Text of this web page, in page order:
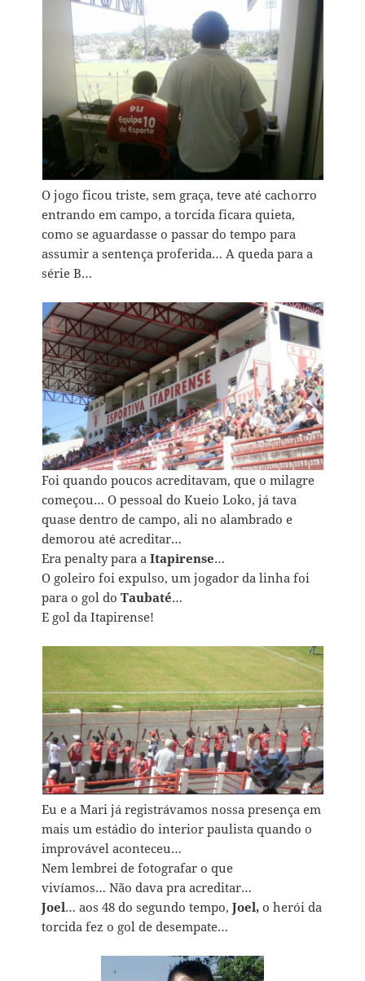
O jogo ficou triste, sem graça, teve até cachorro
entrando em campo, a torcida ficara quieta,
como se aguardasse o passar do tempo para
assumir a sentença proferida… A queda para a
série B…
Foi quando poucos acreditavam, que o milagre
começou… O pessoal do Kueio Loko, já tava
quase dentro de campo, ali no alambrado e
demorou até acreditar…
Era penalty para aItapirense…
O goleiro foi expulso, um jogador da linha foi
para o gol doTaubaté…
E gol da Itapirense!
Eu e a Mari já registrávamos nossa presença em
mais um estádio do interior paulista quando o
improvável aconteceu…
Nem lembrei de fotografar o que
vivíamos… Não dava pra acreditar…
Joel… aos 48 do segundo tempo,Joel,o herói da
torcida fez o gol de desempate…